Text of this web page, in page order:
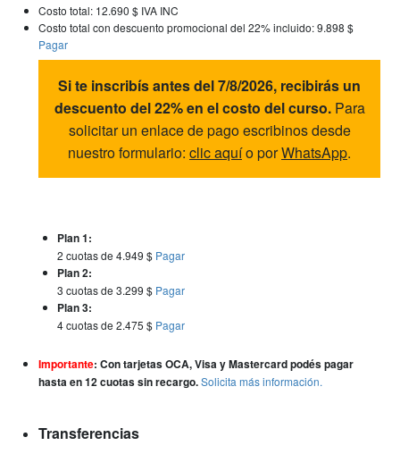
Costo total: 12.690 $ IVA INC
Costo total con descuento promocional del 22% incluido: 9.898 $
Pagar
Si te inscribís antes del 7/8/2026, recibirás un
descuento del 22% en el costo del curso.Para
solicitar un enlace de pago escribinos desde
nuestro formulario: clic aquío porWhatsApp.
Plan 1:
2 cuotas de 4.949 $ Pagar
Plan 2:
3 cuotas de 3.299 $ Pagar
Plan 3:
4 cuotas de 2.475 $ Pagar
Importante: Con tarjetas OCA, Visa y Mastercard podés pagar
hasta en 12 cuotas sin recargo.Solicita más información.
Transferencias